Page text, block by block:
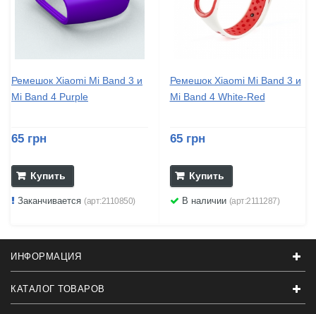
Ремешок Xiaomi Mi Band 3 и
Mi Band 4 Purple
65 грн
Купить
Заканчивается (арт:2110850)
Ремешок Xiaomi Mi Band 3 и
Mi Band 4 White-Red
65 грн
Купить
В наличии (арт:2111287)
ИНФОРМАЦИЯ
КАТАЛОГ ТОВАРОВ